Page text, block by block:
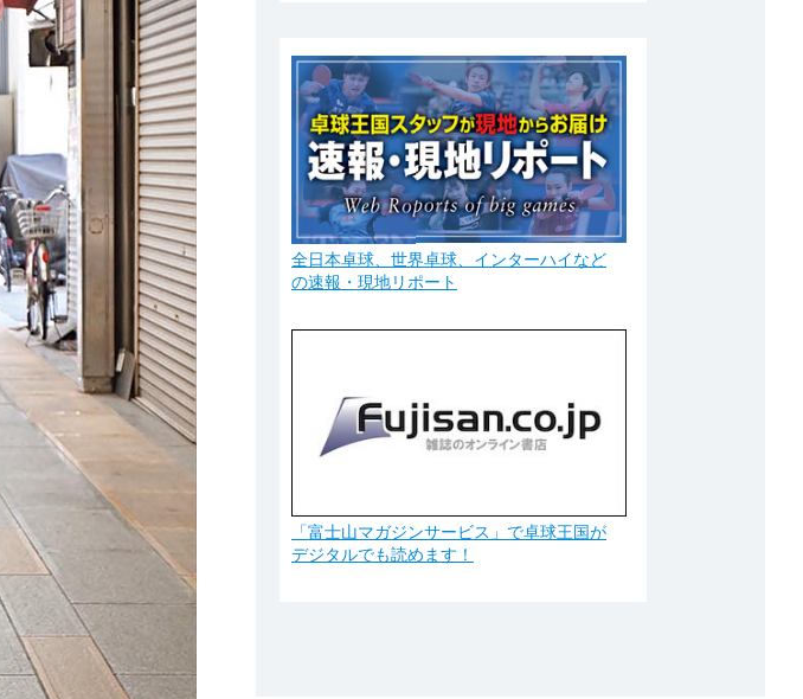
全日本卓球、世界卓球、インターハイなど
の速報・現地リポート
「富士山マガジンサービス」で卓球王国が
デジタルでも読めます！